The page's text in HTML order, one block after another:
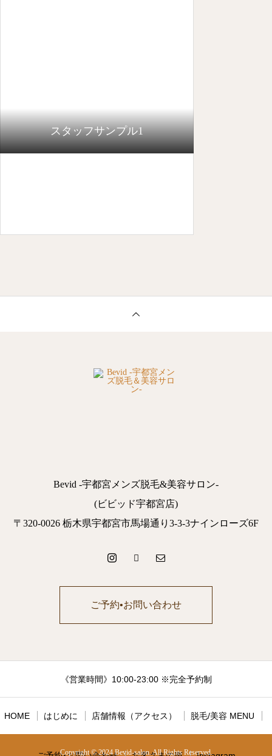
スタッフサンプル1
Bevid -宇都宮メンズ脱毛&美容サロン-
(ビビッド宇都宮店)
〒320-0026 栃木県宇都宮市馬場通り3-3-3ナインローズ6F
ご予約•お問い合わせ
《営業時間》10:00-23:00 ※完全予約制
HOME はじめに 店舗情報（アクセス） 脱毛/美容 MENU
Copyright © 2024 Bevid-salon. All Rights Reserved.